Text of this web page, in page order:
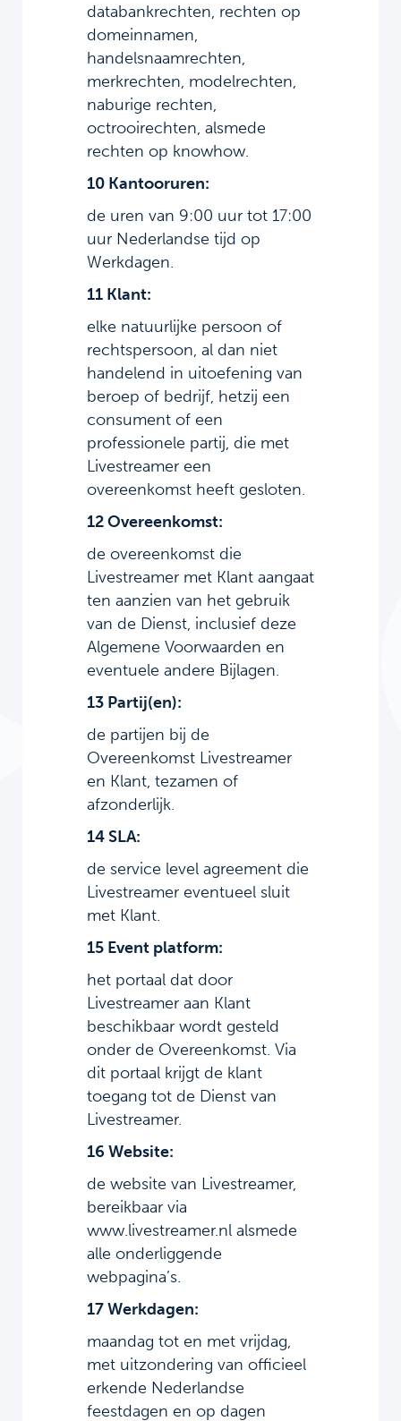
databankrechten, rechten op
domeinnamen,
handelsnaamrechten,
merkrechten, modelrechten,
naburige rechten,
octrooirechten, alsmede
rechten op knowhow.
10 Kantooruren:
de uren van 9:00 uur tot 17:00
uur Nederlandse tijd op
Werkdagen.
11 Klant:
elke natuurlijke persoon of
rechtspersoon, al dan niet
handelend in uitoefening van
beroep of bedrijf, hetzij een
consument of een
professionele partij, die met
Livestreamer een
overeenkomst heeft gesloten.
12 Overeenkomst:
de overeenkomst die
Livestreamer met Klant aangaat
ten aanzien van het gebruik
van de Dienst, inclusief deze
Algemene Voorwaarden en
eventuele andere Bijlagen.
13 Partij(en):
de partijen bij de
Overeenkomst Livestreamer
en Klant, tezamen of
afzonderlijk.
14 SLA:
de service level agreement die
Livestreamer eventueel sluit
met Klant.
15 Event platform:
het portaal dat door
Livestreamer aan Klant
beschikbaar wordt gesteld
onder de Overeenkomst. Via
dit portaal krijgt de klant
toegang tot de Dienst van
Livestreamer.
16 Website:
de website van Livestreamer,
bereikbaar via
www.livestreamer.nl alsmede
alle onderliggende
webpagina’s.
17 Werkdagen:
maandag tot en met vrijdag,
met uitzondering van officieel
erkende Nederlandse
feestdagen en op dagen